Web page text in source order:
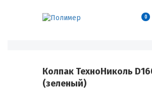
0
Колпак ТехноНиколь
(зеленый)